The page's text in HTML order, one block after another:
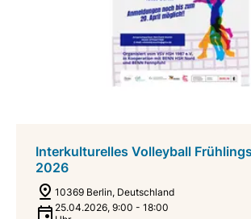
Interkulturelles Volleyball
2026
10369 Berlin, Deutschland
25.04.2026, 9:00 - 18:00